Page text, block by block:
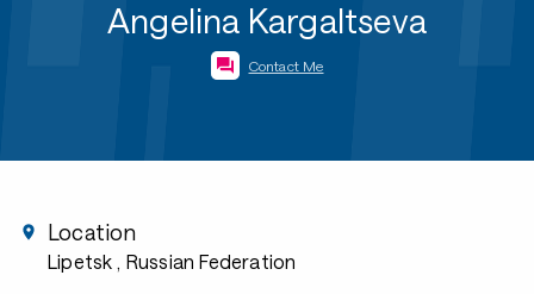
Angelina Kargaltseva
Contact Me
Location
Lipetsk , Russian Federation